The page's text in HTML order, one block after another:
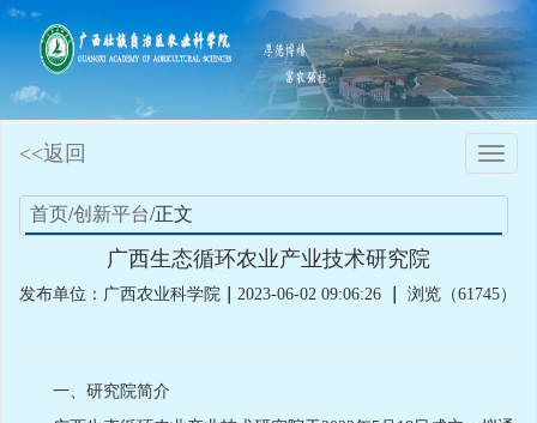
Toggle
<<返回
首页/创新平台/正文
广西生态循环农业产业技术研究院
发布单位：广西农业科学院 2023-06-02 09:06:26 浏览（61745）
一、研究院简介